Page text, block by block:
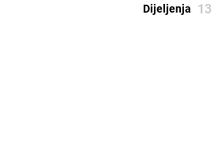
Dijeljenja 13